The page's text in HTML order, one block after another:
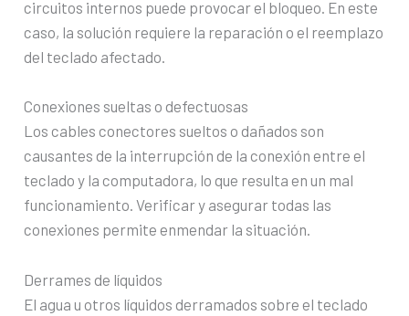
circuitos internos puede provocar el bloqueo. En este
caso, la solución requiere la reparación o el reemplazo
del teclado afectado.
Conexiones sueltas o defectuosas
Los cables conectores sueltos o dañados son
causantes de la interrupción de la conexión entre el
teclado y la computadora, lo que resulta en un mal
funcionamiento. Verificar y asegurar todas las
conexiones permite enmendar la situación.
Derrames de líquidos
El agua u otros líquidos derramados sobre el teclado